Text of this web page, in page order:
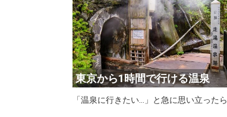
東京から1時間で行ける温泉
「温泉に行きたい…」と急に思い立ったら